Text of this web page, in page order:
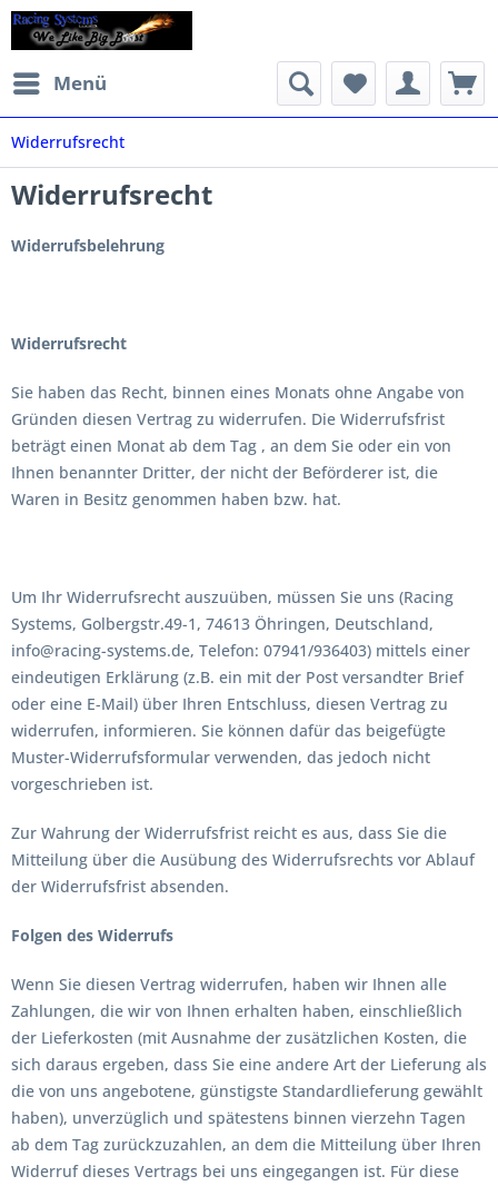
Menü
Widerrufsrecht
Widerrufsrecht
Widerrufsbelehrung
Widerrufsrecht
Sie haben das Recht, binnen eines Monats ohne Angabe von
Gründen diesen Vertrag zu widerrufen. Die Widerrufsfrist
beträgt einen Monat ab dem Tag , an dem Sie oder ein von
Ihnen benannter Dritter, der nicht der Beförderer ist, die
Waren in Besitz genommen haben bzw. hat.
Um Ihr Widerrufsrecht auszuüben, müssen Sie uns (Racing
Systems, Golbergstr.49-1, 74613 Öhringen, Deutschland,
info@racing-systems.de, Telefon: 07941/936403) mittels einer
eindeutigen Erklärung (z.B. ein mit der Post versandter Brief
oder eine E-Mail) über Ihren Entschluss, diesen Vertrag zu
widerrufen, informieren. Sie können dafür das beigefügte
Muster-Widerrufsformular verwenden, das jedoch nicht
vorgeschrieben ist.
Zur Wahrung der Widerrufsfrist reicht es aus, dass Sie die
Mitteilung über die Ausübung des Widerrufsrechts vor Ablauf
der Widerrufsfrist absenden.
Folgen des Widerrufs
Wenn Sie diesen Vertrag widerrufen, haben wir Ihnen alle
Zahlungen, die wir von Ihnen erhalten haben, einschließlich
der Lieferkosten (mit Ausnahme der zusätzlichen Kosten, die
sich daraus ergeben, dass Sie eine andere Art der Lieferung als
die von uns angebotene, günstigste Standardlieferung gewählt
haben), unverzüglich und spätestens binnen vierzehn Tagen
ab dem Tag zurückzuzahlen, an dem die Mitteilung über Ihren
Widerruf dieses Vertrags bei uns eingegangen ist. Für diese